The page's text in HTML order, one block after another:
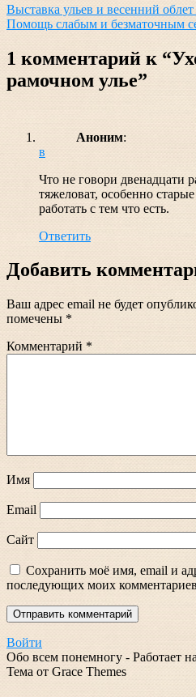
Навигация
по
записям
Выставка ульев и весенний
Помощь слабым и безматочным
1 комментарий к
рамочном улье”
Аноним:
в
Что не говори двенадцати
тяжеловат, особенно
работать с тем что есть.
Ответить
Добавить
Ваш адрес email не будет
помечены *
Комментарий *
Имя
Email
Сайт
Сохранить моё имя, email и
последующих моих
Войти
Обо всем понемногу - Работает
Тема от Grace Themes